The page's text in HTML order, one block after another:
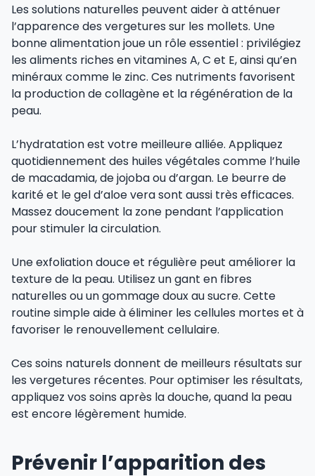
Les solutions naturelles peuvent aider à atténuer
l’apparence des vergetures sur les mollets. Une
bonne alimentation joue un rôle essentiel : privilégiez
les aliments riches en vitamines A, C et E, ainsi qu’en
minéraux comme le zinc. Ces nutriments favorisent
la production de collagène et la régénération de la
peau.
L’hydratation est votre meilleure alliée. Appliquez
quotidiennement des huiles végétales comme l’huile
de macadamia, de jojoba ou d’argan. Le beurre de
karité et le gel d’aloe vera sont aussi très efficaces.
Massez doucement la zone pendant l’application
pour stimuler la circulation.
Une exfoliation douce et régulière peut améliorer la
texture de la peau. Utilisez un gant en fibres
naturelles ou un gommage doux au sucre. Cette
routine simple aide à éliminer les cellules mortes et à
favoriser le renouvellement cellulaire.
Ces soins naturels donnent de meilleurs résultats sur
les vergetures récentes. Pour optimiser les résultats,
appliquez vos soins après la douche, quand la peau
est encore légèrement humide.
Prévenir l’apparition des